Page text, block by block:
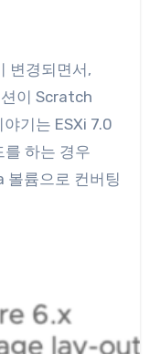
변경되면서,
이 Scratch
기는 ESXi 7.0
하는 경우
륨으로 컨버팅